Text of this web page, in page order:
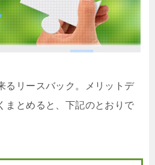
るリースバック。メリットデ
まとめると、下記のとおりで